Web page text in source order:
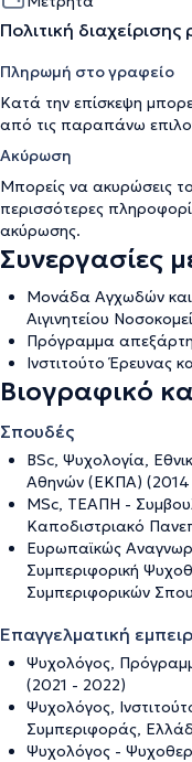
Πολιτική
Πληρωμή στο γραφείο
Κατά την επίσκεψη
από τις παραπάνω
Ακύρωση
Μπορείς να ακυρώσεις
περισσότερες
ακύρωσης.
Συνεργασίες
Μονάδα Αγχωδών και
Αιγινητείου
Πρόγραμμα
Ινστιτούτο Έρευνας
Βιογραφικό
Σπουδές
BSc, Ψυχολογία,
Αθηνών (ΕΚΠΑ) (2014
MSc, ΤΕΑΠΗ -
Καποδιστριακό
Ευρωπαϊκώς
Συμπεριφορική
Συμπεριφορικών
Επαγγελματική
Ψυχολόγος,
(2021 - 2022)
Ψυχολόγος,
Συμπεριφοράς,
Ψυχολόγος -